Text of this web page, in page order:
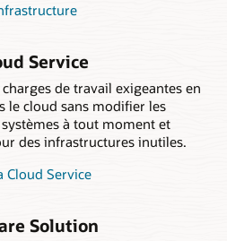
Service
de travail exigeantes en
le cloud sans modifier les
à tout moment et
des infrastructures inutiles.
Cloud Service
Solution